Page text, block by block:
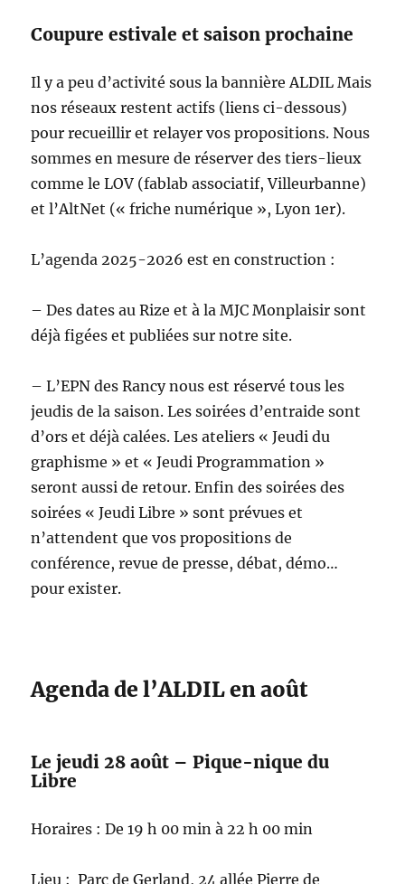
Coupure estivale et saison prochaine
Il y a peu d’activité sous la bannière ALDIL Mais
nos réseaux restent actifs (liens ci-dessous)
pour recueillir et relayer vos propositions. Nous
sommes en mesure de réserver des tiers-lieux
comme le LOV (fablab associatif, Villeurbanne)
et l’AltNet (« friche numérique », Lyon 1er).
L’agenda 2025-2026 est en construction :
– Des dates au Rize et à la MJC Monplaisir sont
déjà figées et publiées sur notre site.
– L’EPN des Rancy nous est réservé tous les
jeudis de la saison. Les soirées d’entraide sont
d’ors et déjà calées. Les ateliers « Jeudi du
graphisme » et « Jeudi Programmation »
seront aussi de retour. Enfin des soirées des
soirées « Jeudi Libre » sont prévues et
n’attendent que vos propositions de
conférence, revue de presse, débat, démo…
pour exister.
Agenda de l’ALDIL en août
Le jeudi 28 août – Pique-nique du
Libre
Horaires : De 19 h 00 min à 22 h 00 min
Lieu : Parc de Gerland, 24 allée Pierre de